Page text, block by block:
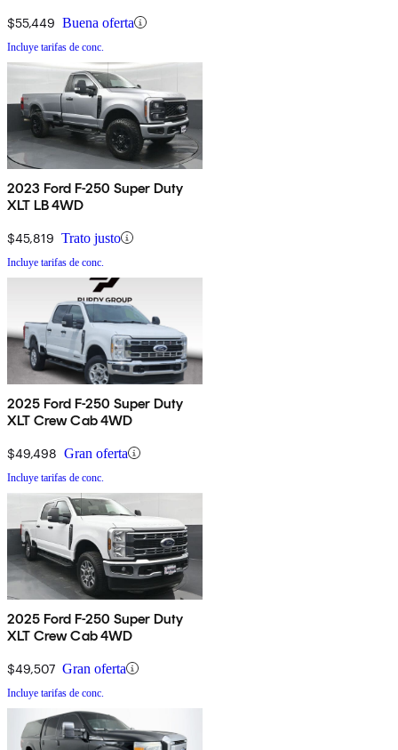
$55,449 Buena oferta
Incluye tarifas de conc.
2023 Ford F-250 Super Duty
XLT LB 4WD
$45,819 Trato justo
Incluye tarifas de conc.
2025 Ford F-250 Super Duty
XLT Crew Cab 4WD
$49,498 Gran oferta
Incluye tarifas de conc.
2025 Ford F-250 Super Duty
XLT Crew Cab 4WD
$49,507 Gran oferta
Incluye tarifas de conc.